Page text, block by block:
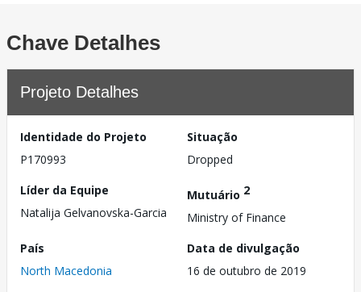
Chave Detalhes
Projeto Detalhes
Identidade do Projeto
P170993
Situação
Dropped
Líder da Equipe
Natalija Gelvanovska-Garcia
Mutuário 2
Ministry of Finance
País
North Macedonia
Data de divulgação
16 de outubro de 2019